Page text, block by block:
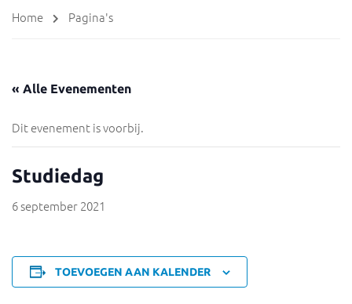
Home Pagina's
« Alle Evenementen
Dit evenement is voorbij.
Studiedag
6 september 2021
TOEVOEGEN AAN KALENDER